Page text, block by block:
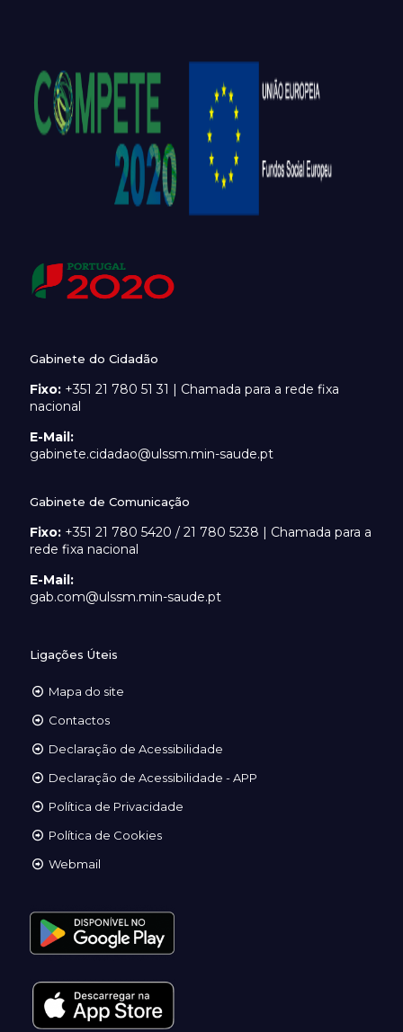
Gabinete do Cidadão
Fixo: +351 21 780 51 31 | Chamada para a rede fixa
nacional
E-Mail:
gabinete.cidadao@ulssm.min-saude.pt
Gabinete de Comunicação
Fixo: +351 21 780 5420 / 21 780 5238 | Chamada para a
rede fixa nacional
E-Mail:
gab.com@ulssm.min-saude.pt
Ligações Úteis
Mapa do site
Contactos
Declaração de Acessibilidade
Declaração de Acessibilidade - APP
Política de Privacidade
Política de Cookies
Webmail